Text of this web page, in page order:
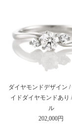
ダイヤモンドデザイン /
イドダイヤモンドあり
ル
202,000円